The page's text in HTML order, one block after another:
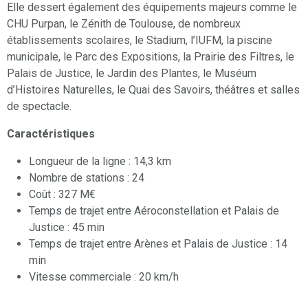
Elle dessert également des équipements majeurs comme le
CHU Purpan, le Zénith de Toulouse, de nombreux
établissements scolaires, le Stadium, l’IUFM, la piscine
municipale, le Parc des Expositions, la Prairie des Filtres, le
Palais de Justice, le Jardin des Plantes, le Muséum
d’Histoires Naturelles, le Quai des Savoirs, théâtres et salles
de spectacle.
Caractéristiques
Longueur de la ligne : 14,3 km
Nombre de stations : 24
Coût : 327 M€
Temps de trajet entre Aéroconstellation et Palais de
Justice : 45 min
Temps de trajet entre Arènes et Palais de Justice : 14
min
Vitesse commerciale : 20 km/h